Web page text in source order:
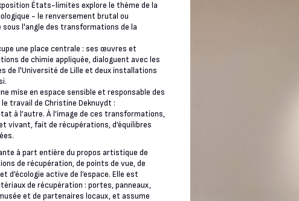
États-limites explore le thème de la
- le renversement brutal ou
l'angle des transformations de la
une place centrale : ses œuvres et
de chimie appliquée, dialoguent avec les
de l'Université de Lille et deux installations
mise en espace sensible et responsable des
travail de Christine Deknuydt :
à l’autre. À l’image de ces transformations,
vivant, fait de récupérations, d’équilibres
à part entière du propos artistique de
de récupération, de points de vue, de
d’écologie active de l’espace. Elle est
de récupération : portes, panneaux,
et de partenaires locaux, et assume